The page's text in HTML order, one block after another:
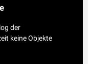
der
keine Objekte